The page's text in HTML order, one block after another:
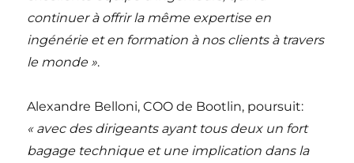
continuer à offrir la même expertise en
ingénérie et en formation à nos clients à travers
le monde ».
Alexandre Belloni, COO de Bootlin, poursuit:
« avec des dirigeants ayant tous deux un fort
bagage technique et une implication dans la